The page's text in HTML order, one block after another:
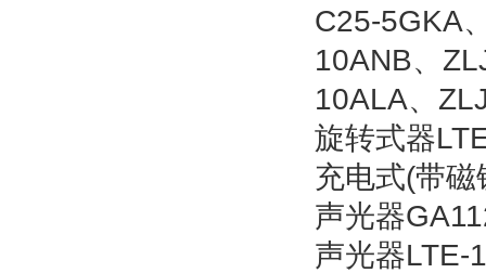
C25-5GKA
10ANB、
10ALA、
旋转式器
充电式(带磁
声光器
声光器LTE-